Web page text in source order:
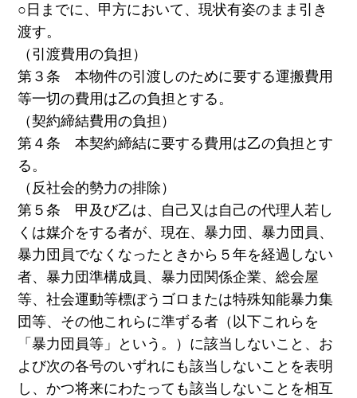
○日までに、甲方において、現状有姿のまま引き
渡す。
（引渡費用の負担）
第３条 本物件の引渡しのために要する運搬費用
等一切の費用は乙の負担とする。
（契約締結費用の負担）
第４条 本契約締結に要する費用は乙の負担とす
る。
（反社会的勢力の排除）
第５条 甲及び乙は、自己又は自己の代理人若し
くは媒介をする者が、現在、暴力団、暴力団員、
暴力団員でなくなったときから５年を経過しない
者、暴力団準構成員、暴力団関係企業、総会屋
等、社会運動等標ぼうゴロまたは特殊知能暴力集
団等、その他これらに準ずる者（以下これらを
「暴力団員等」という。）に該当しないこと、お
よび次の各号のいずれにも該当しないことを表明
し、かつ将来にわたっても該当しないことを相互